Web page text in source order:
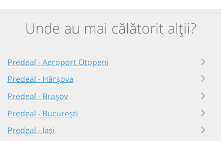
Unde au mai călătorit alții?
Predeal - Aeroport Otopeni
Predeal - Hârșova
Predeal - Brașov
Predeal - București
Predeal - Iași